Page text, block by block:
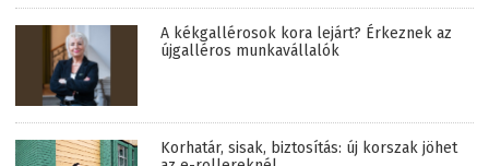
A kékgallérosok kora lejárt? Érkeznek az
újgalléros munkavállalók
Korhatár, sisak, biztosítás: új korszak jöhet